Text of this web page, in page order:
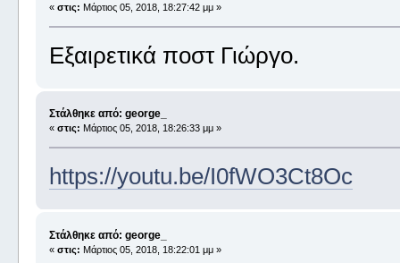
« στις: Μάρτιος 05, 2018, 18:27:42 μμ »
Εξαιρετικά ποστ Γιώργο.
Στάλθηκε από: george_
« στις: Μάρτιος 05, 2018, 18:26:33 μμ »
https://youtu.be/I0fWO3Ct8Oc
Στάλθηκε από: george_
« στις: Μάρτιος 05, 2018, 18:22:01 μμ »